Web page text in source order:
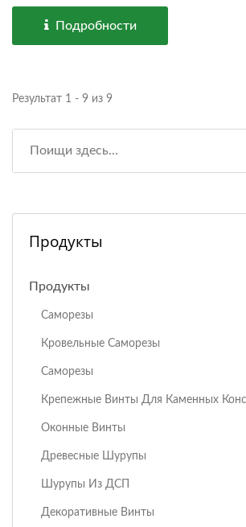
Подробности
Результат 1 - 9 из 9
Продукты
Продукты
Саморезы
Кровельные Саморезы
Саморезы
Крепежные Винты Для Каменных
Оконные Винты
Древесные Шурупы
Шурупы Из ДСП
Декоративные Винты